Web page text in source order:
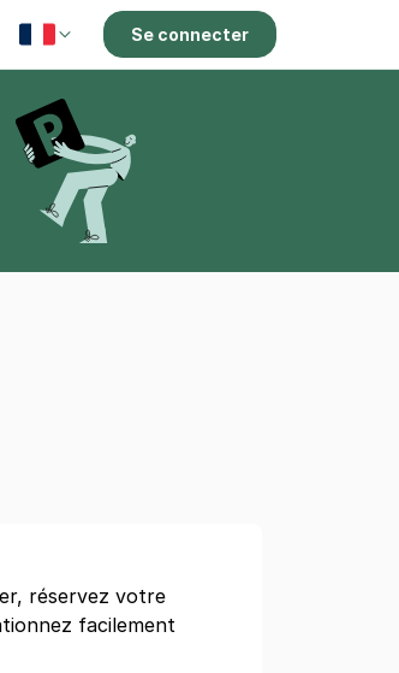
Se connecter
réservez votre
facilement